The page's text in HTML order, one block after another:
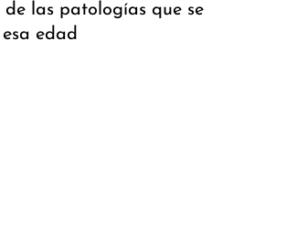
las patologías que se
edad